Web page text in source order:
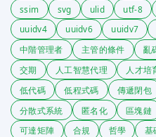
ssim
svg ulid utf-8
uuidv4
uuidv6 uuidv7
中階管理者
主管的條件 亂
交期
人工智慧代理 人才培
低代碼
低程式碼 傳遞閉包
分散式系統
匿名化 區塊鏈
可達矩陣
合規 哲學 基